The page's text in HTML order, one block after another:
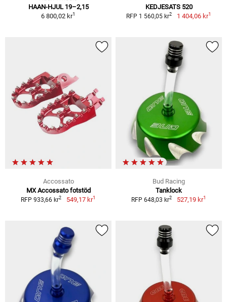
HAAN-HJUL 19–2,15
6 800,02 kr1
KEDJESATS 520
RFP 1 560,05 kr2 1 404,06 kr1
Accossato
MX Accossato fotstöd
RFP 933,66 kr2 549,17 kr1
Bud Racing
Tanklock
RFP 648,03 kr2 527,19 kr1